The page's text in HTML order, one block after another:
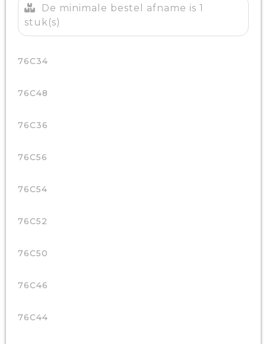
De minimale bestel afname is 1
stuk(s)
76C34
76C48
76C36
76C56
76C54
76C52
76C50
76C46
76C44